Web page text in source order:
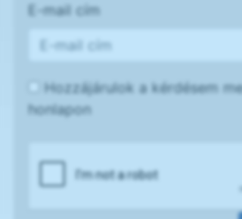
E-mail cím
Hozzájárulok a kérdésem
honlapon